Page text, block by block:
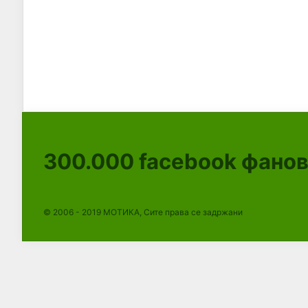
300.000 facebook
© 2006 - 2019 МОТИКА, Сите права се задржани